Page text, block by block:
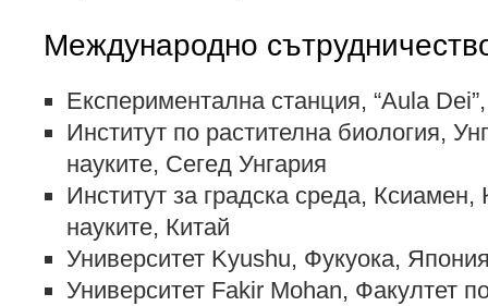
Международно
Експериментална станция, “Aula
Институт по растителна биология,
науките, Сегед Унгария
Институт за градска среда,
науките, Китай
Университет Kyushu, Фукуока,
Университет Fakir Mohan, Факултет